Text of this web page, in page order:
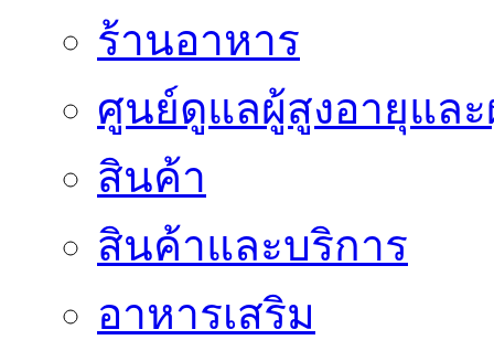
ร้านอาหาร
ศูนย์ดูแลผู้สูงอายุแล
สินค้า
สินค้าและบริการ
อาหารเสริม